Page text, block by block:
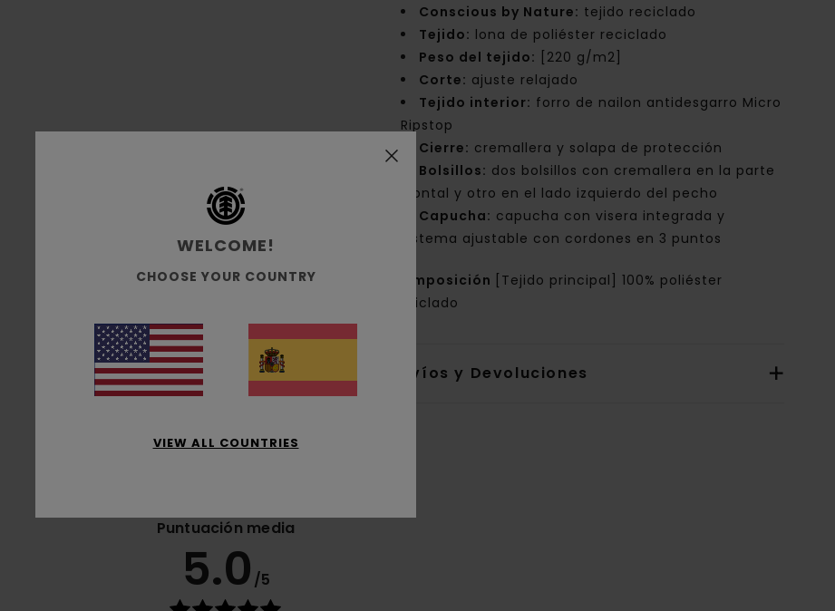
Conscious by Nature: tejido reciclado
Tejido: lona de poliéster reciclado
Peso del tejido:
[220 g/m2]
Corte: ajuste relajado
Tejido interior: forro de nailon antidesgarro Micro
Ripstop
Cierre: cremallera y solapa de protección
Bolsillos: dos bolsillos con cremallera en la parte
frontal y otro en el lado izquierdo del pecho
Capucha: capucha con visera integrada y
sistema ajustable con cordones en 3 puntos
Composición
[Tejido principal] 100% poliéster
reciclado
Envíos y Devoluciones
Puntuación media
5.0 /5
WELCOME!
CHOOSE YOUR COUNTRY
VIEW ALL COUNTRIES